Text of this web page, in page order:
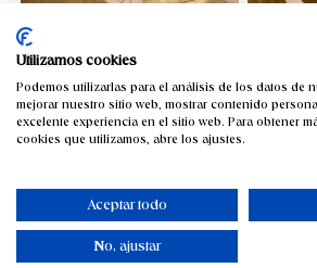
Capazo de palma
beige
37,06€ IVA incluido
Utilizamos cookies
Podemos utilizarlas para el análisis de los datos de
mejorar nuestro sitio web, mostrar contenido
excelente experiencia en el sitio web. Para obtener
cookies que utilizamos, abre los ajustes.
Aceptar todo
No, ajustar